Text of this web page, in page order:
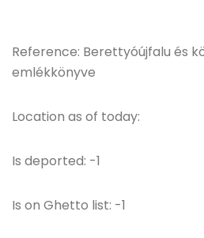
Reference: Berettyóújfalu és
emlékkönyve
Location as of today:
Is deported: -1
Is on Ghetto list: -1